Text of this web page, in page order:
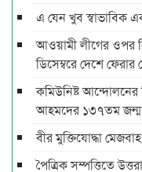
এ যেন খুব স্বাভাবিক
আওয়ামী লীগের ওপর
ডিসেম্বরে দেশে ফেরার
কমিউনিষ্ট
আহমদের ১৩৭তম
বীর মুক্তিযোদ্ধা
পৈত্রিক সম্পত্তিতে